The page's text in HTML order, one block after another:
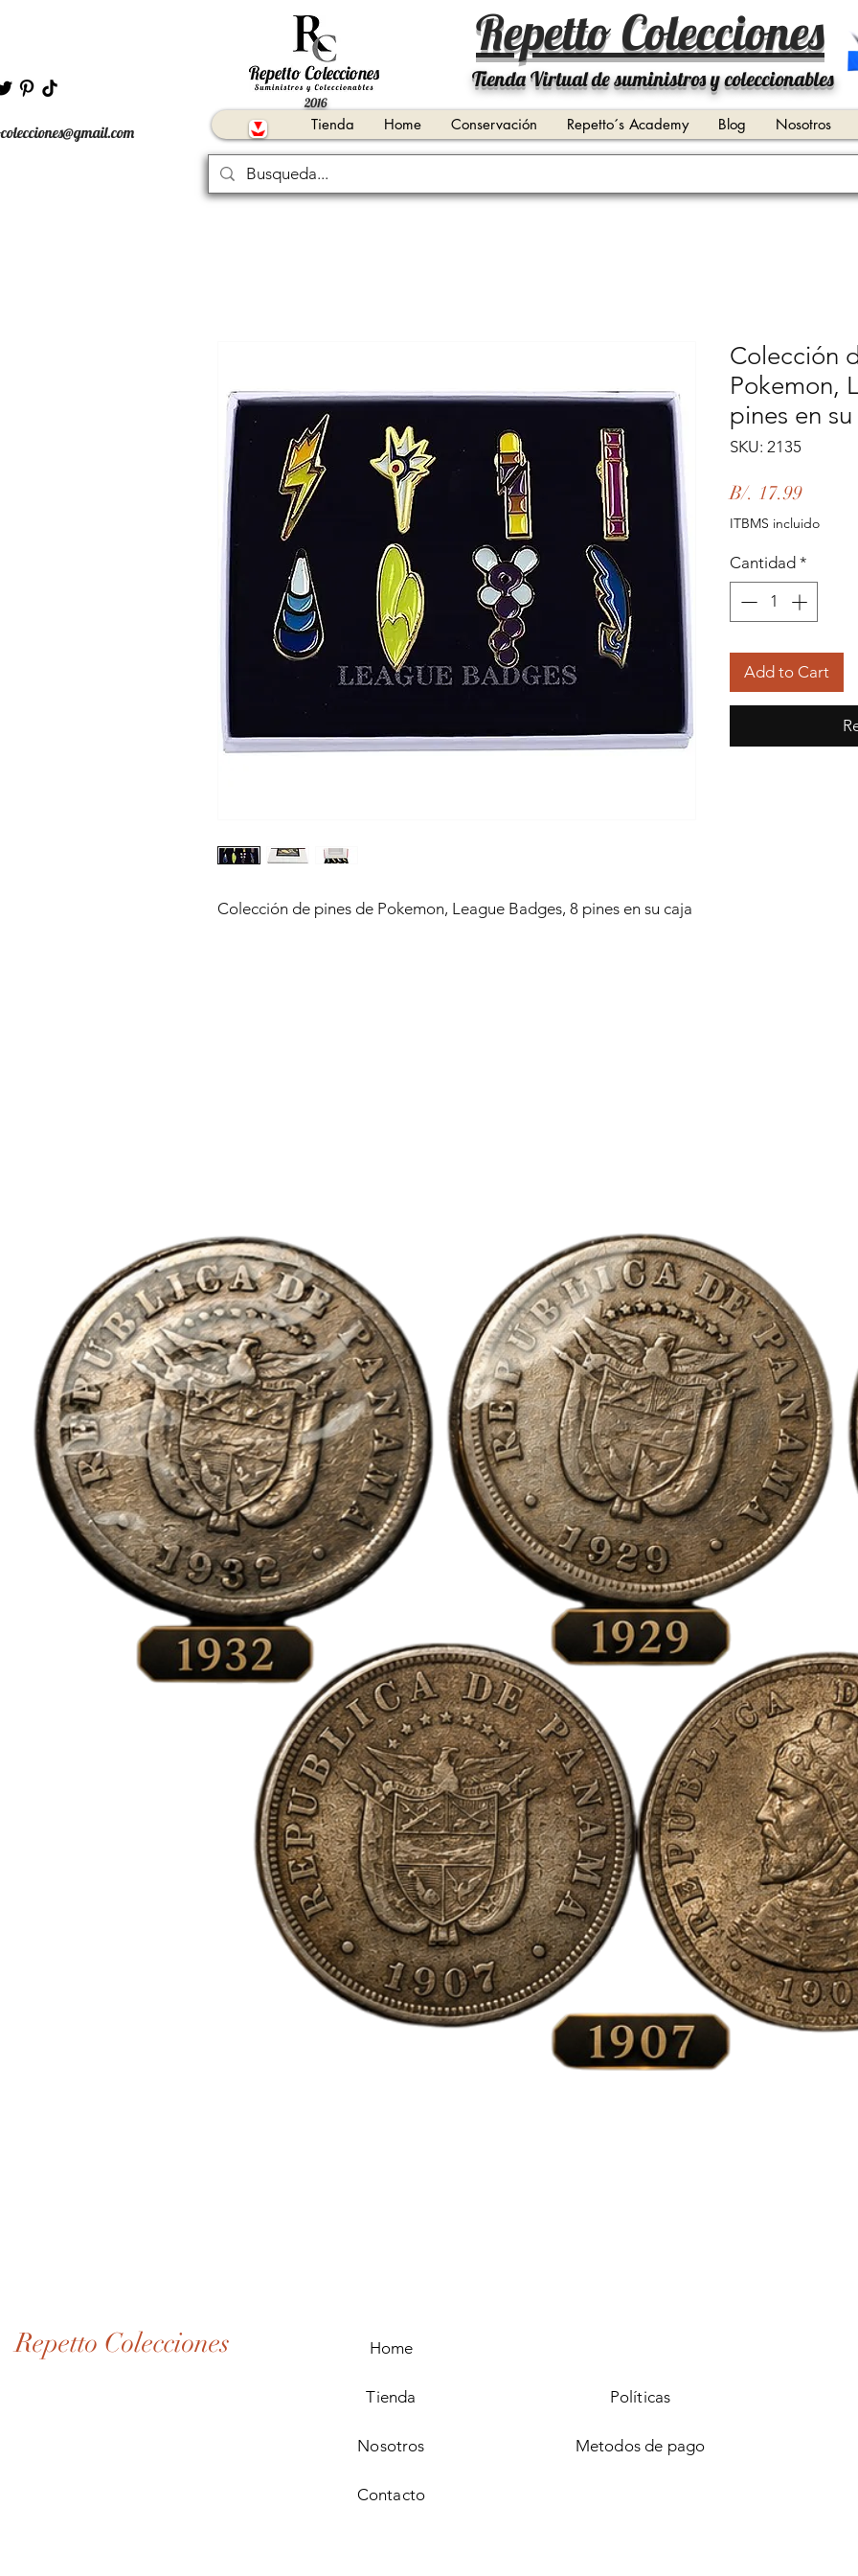
2016
Repetto Colecciones
Tienda Virtual de suministros y coleccionables
Tienda Home Conservación Repetto´s Academy Blog Nosotros
Colección de pines de Pokemon, League Badges, 8 pines en su caja
Colección
Pokemon,
pines en
SKU: 2135
B/. 17.99Precio
ITBMS incluido
Cantidad *
Add to Cart
Repetto Colecciones Home
Tienda
Nosotros
Contacto
Políticas
Metodos de pago